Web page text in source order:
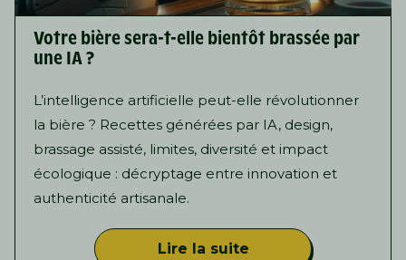
Votre bière sera-t-elle bientôt brassée par
une IA ?
L’intelligence artificielle peut-elle révolutionner
la bière ? Recettes générées par IA, design,
brassage assisté, limites, diversité et impact
écologique : décryptage entre innovation et
authenticité artisanale.
Lire la suite